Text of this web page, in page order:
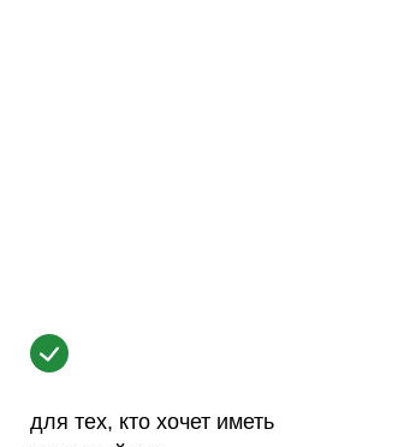
для тех, кто хочет иметь